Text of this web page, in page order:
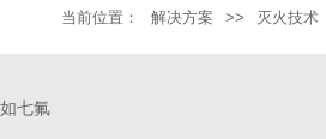
当前位置： 解决方案 >> 灭火技术
七氟